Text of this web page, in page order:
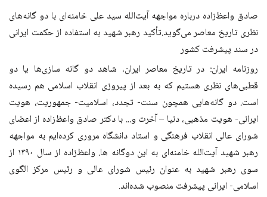
صادق واعظ‌زاده درباره مواجهه آیت‌الله سید علی خامنه‌ای با دو گانه‌های
نظری تاریخ معاصر می‌گوید.تأکید رهبر شهید به استفاده از حکمت ایرانی
در سند پیشرفت کشور
روزنامه ایران: در تاریخ معاصر ایران، شاهد دو گانه سازی‌ها یا دو
قطبی‌های نظری هستیم که به بعد از پیروزی انقلاب اسلامی هم رسیده
است. دو گانه‌هایی همچون سنت- تجدد، اسلامیت- جمهوریت، هویت
ایرانی- هویت مذهبی، دنیا – آخرت و... با دکتر صادق واعظ‌زاده از اعضای
شورای عالی انقلاب فرهنگی و استاد دانشگاه مروری کرده‌ایم به مواجهه
رهبر شهید آیت‌الله خامنه‌ای به این دوگانه ها. واعظ‌زاده از سال ۱۳۹۰ از
سوی رهبر شهید به عنوان رئیس شورای عالی و رئیس مرکز الگوی
اسلامی- ایرانی پیشرفت منصوب شده‌اند.